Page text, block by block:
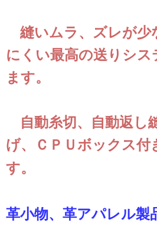
縫いムラ、ズレが少
にくい最高の送りシ
ます。
自動糸切、自動返し
げ、ＣＰＵボックス付
す。
革小物、革アパレル製